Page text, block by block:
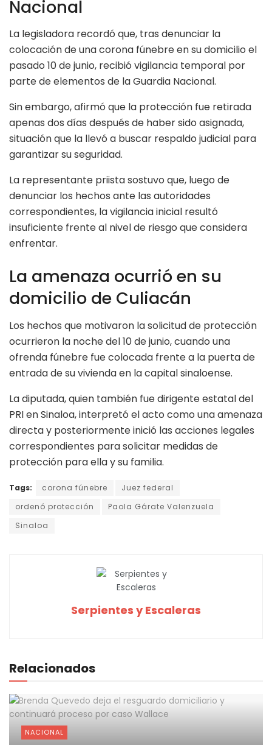
Nacional
La legisladora recordó que, tras denunciar la
colocación de una corona fúnebre en su domicilio el
pasado 10 de junio, recibió vigilancia temporal por
parte de elementos de la Guardia Nacional.
Sin embargo, afirmó que la protección fue retirada
apenas dos días después de haber sido asignada,
situación que la llevó a buscar respaldo judicial para
garantizar su seguridad.
La representante priista sostuvo que, luego de
denunciar los hechos ante las autoridades
correspondientes, la vigilancia inicial resultó
insuficiente frente al nivel de riesgo que considera
enfrentar.
La amenaza ocurrió en su
domicilio de Culiacán
Los hechos que motivaron la solicitud de protección
ocurrieron la noche del 10 de junio, cuando una
ofrenda fúnebre fue colocada frente a la puerta de
entrada de su vivienda en la capital sinaloense.
La diputada, quien también fue dirigente estatal del
PRI en Sinaloa, interpretó el acto como una amenaza
directa y posteriormente inició las acciones legales
correspondientes para solicitar medidas de
protección para ella y su familia.
Tags: corona fúnebre
Juez federal
ordenó protección
Paola Gárate Valenzuela
Sinaloa
Serpientes y Escaleras
Relacionados
NACIONAL